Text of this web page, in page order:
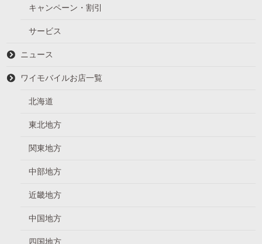
キャンペーン・割引
サービス
ニュース
ワイモバイルお店一覧
北海道
東北地方
関東地方
中部地方
近畿地方
中国地方
四国地方